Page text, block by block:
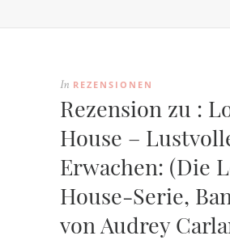
In REZENSIONEN
Rezension zu :
House –
Erwachen: (Die
House-Serie,
von Audrey